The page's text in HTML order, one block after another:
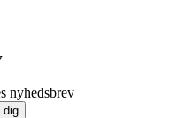
nyhedsbrev
dig